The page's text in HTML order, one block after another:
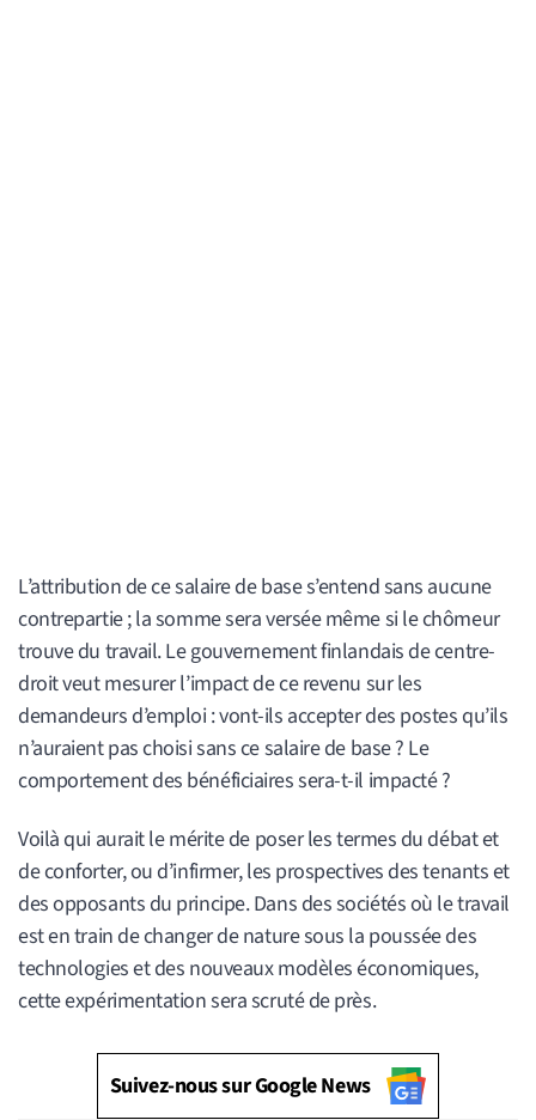
L’attribution de ce salaire de base s’entend sans aucune
contrepartie ; la somme sera versée même si le chômeur
trouve du travail. Le gouvernement finlandais de centre-
droit veut mesurer l’impact de ce revenu sur les
demandeurs d’emploi : vont-ils accepter des postes qu’ils
n’auraient pas choisi sans ce salaire de base ? Le
comportement des bénéficiaires sera-t-il impacté ?
Voilà qui aurait le mérite de poser les termes du débat et
de conforter, ou d’infirmer, les prospectives des tenants et
des opposants du principe. Dans des sociétés où le travail
est en train de changer de nature sous la poussée des
technologies et des nouveaux modèles économiques,
cette expérimentation sera scruté de près.
Suivez-nous sur Google News